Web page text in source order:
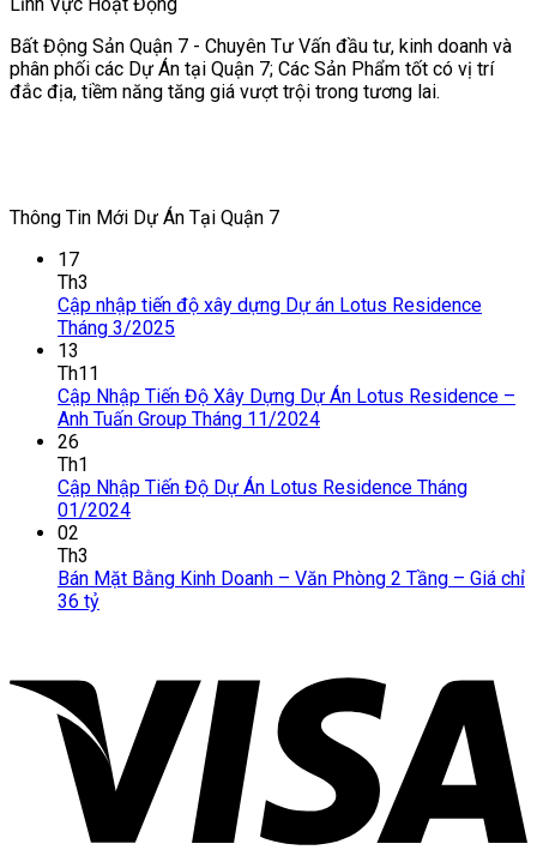
Bất Động Sản Quận 7 - Chuyên Tư Vấn đầu tư, kinh doanh và
phân phối các Dự Án tại Quận 7; Các Sản Phẩm tốt có vị trí
đắc địa, tiềm năng tăng giá vượt trội trong tương lai.
Thông Tin Mới Dự Án Tại Quận 7
17
Th3
Cập nhập tiến độ xây dựng Dự án Lotus Residence
Tháng 3/2025
13
Th11
Cập Nhập Tiến Độ Xây Dựng Dự Án Lotus Residence –
Anh Tuấn Group Tháng 11/2024
26
Th1
Cập Nhập Tiến Độ Dự Án Lotus Residence Tháng
01/2024
02
Th3
Bán Mặt Bằng Kinh Doanh – Văn Phòng 2 Tầng – Giá chỉ
36 tỷ